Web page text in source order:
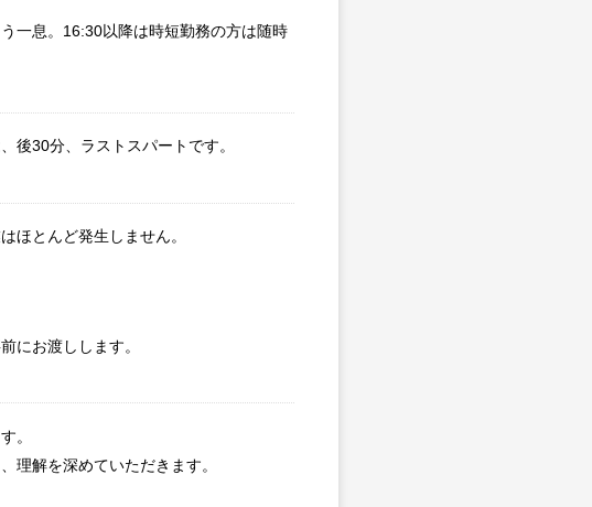
一息。16:30以降は時短勤務の方は随時
後30分、ラストスパートです。
ほとんど発生しません。
にお渡しします。
。
理解を深めていただきます。